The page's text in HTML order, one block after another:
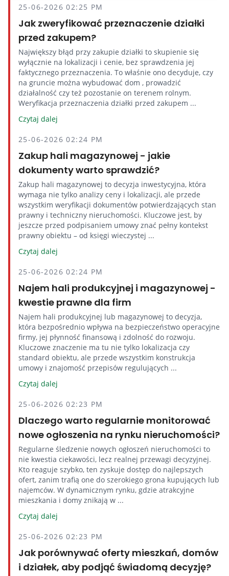
25-06-2026 02:25 PM
Jak zweryfikować przeznaczenie działki
przed zakupem?
Największy błąd przy zakupie działki to skupienie się
wyłącznie na lokalizacji i cenie, bez sprawdzenia jej
faktycznego przeznaczenia. To właśnie ono decyduje, czy
na gruncie można wybudować dom , prowadzić
działalność czy też pozostanie on terenem rolnym.
Weryfikacja przeznaczenia działki przed zakupem ...
Czytaj dalej
25-06-2026 02:24 PM
Zakup hali magazynowej - jakie
dokumenty warto sprawdzić?
Zakup hali magazynowej to decyzja inwestycyjna, która
wymaga nie tylko analizy ceny i lokalizacji, ale przede
wszystkim weryfikacji dokumentów potwierdzających stan
prawny i techniczny nieruchomości. Kluczowe jest, by
jeszcze przed podpisaniem umowy znać pełny kontekst
prawny obiektu – od księgi wieczystej ...
Czytaj dalej
25-06-2026 02:24 PM
Najem hali produkcyjnej i magazynowej -
kwestie prawne dla firm
Najem hali produkcyjnej lub magazynowej to decyzja,
która bezpośrednio wpływa na bezpieczeństwo operacyjne
firmy, jej płynność finansową i zdolność do rozwoju.
Kluczowe znaczenie ma tu nie tylko lokalizacja czy
standard obiektu, ale przede wszystkim konstrukcja
umowy i znajomość przepisów regulujących ...
Czytaj dalej
25-06-2026 02:23 PM
Dlaczego warto regularnie monitorować
nowe ogłoszenia na rynku nieruchomości?
Regularne śledzenie nowych ogłoszeń nieruchomości to
nie kwestia ciekawości, lecz realnej przewagi decyzyjnej.
Kto reaguje szybko, ten zyskuje dostęp do najlepszych
ofert, zanim trafią one do szerokiego grona kupujących lub
najemców. W dynamicznym rynku, gdzie atrakcyjne
mieszkania i domy znikają w ...
Czytaj dalej
25-06-2026 02:23 PM
Jak porównywać oferty mieszkań, domów
i działek, aby podjąć świadomą decyzję?